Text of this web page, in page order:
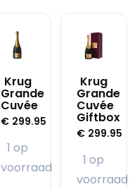
Krug
Grande
Cuvée
€ 299.95
1 op
voorraad
Krug
Grande
Cuvée
Giftbox
€ 299.95
1 op
voorraad